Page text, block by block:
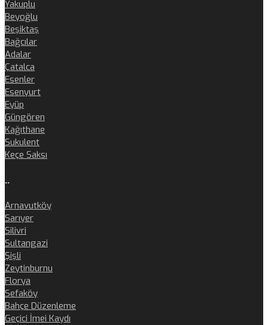
Yakuplu
Beyoğlu
Beşiktaş
Bağcılar
Adalar
Çatalca
Esenler
Esenyurt
Eyüp
Güngören
Kağıthane
Sukulent
Keçe Saksı
..
Arnavutköy
Sarıyer
Silivri
Sultangazi
Şişli
Zeytinburnu
Florya
Sefaköy
Bahçe Düzenleme
Geçici İmei Kaydı